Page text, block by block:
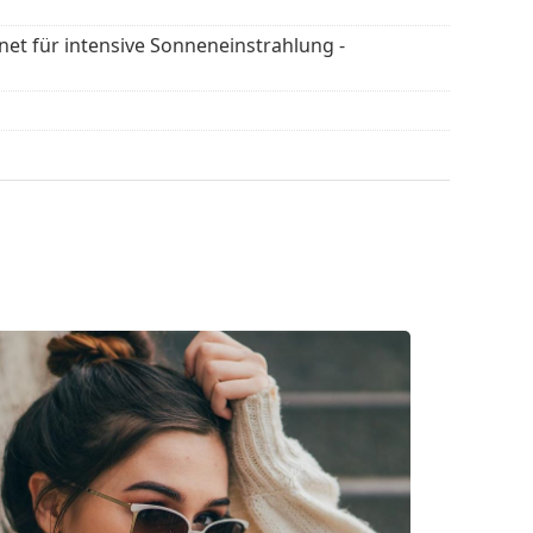
3 (Lichtdurchlässig­keit 8 – 18% ). Sie sind
Stadt geeignet.
des Etuis und sein Design können
der Sonnenbrille. Einige Modelle können
für intensive Sonneneinstrahlung -